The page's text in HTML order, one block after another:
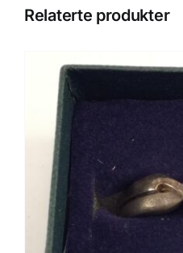
Relaterte produkter